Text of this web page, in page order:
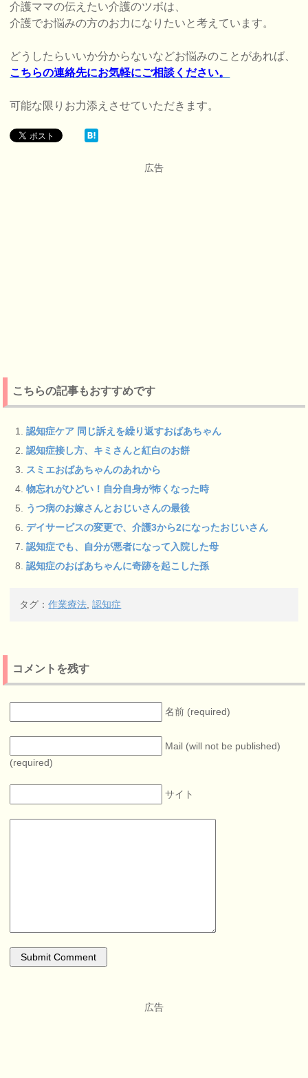
介護ママの伝えたい介護のツボは、
介護でお悩みの方のお力になりたいと考えています。
どうしたらいいか分からないなどお悩みのことがあれば、
こちらの連絡先にお気軽にご相談ください。
可能な限りお力添えさせていただきます。
広告
こちらの記事もおすすめです
認知症ケア 同じ訴えを繰り返すおばあちゃん
認知症接し方、キミさんと紅白のお餅
スミエおばあちゃんのあれから
物忘れがひどい！自分自身が怖くなった時
うつ病のお嫁さんとおじいさんの最後
デイサービスの変更で、介護3から2になったおじいさん
認知症でも、自分が悪者になって入院した母
認知症のおばあちゃんに奇跡を起こした孫
タグ：作業療法,認知症
コメントを残す
名前 (required)
Mail (will not be published)
(required)
サイト
広告